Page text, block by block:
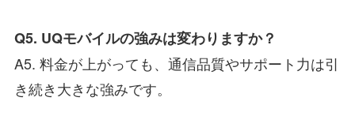
Q5. UQモバイルの強みは変わりますか？
A5. 料金が上がっても、通信品質やサポート力は引
き続き大きな強みです。